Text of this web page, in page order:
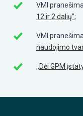
VMI
12 ir 2 dalių”;
VMI
naudojimo
,,Dėl GPM